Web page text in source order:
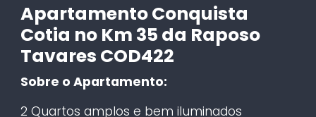
Apartamento Conquista
Cotia no Km 35 da Raposo
Tavares COD422
Sobre o Apartamento:
2 Quartos amplos e bem iluminados